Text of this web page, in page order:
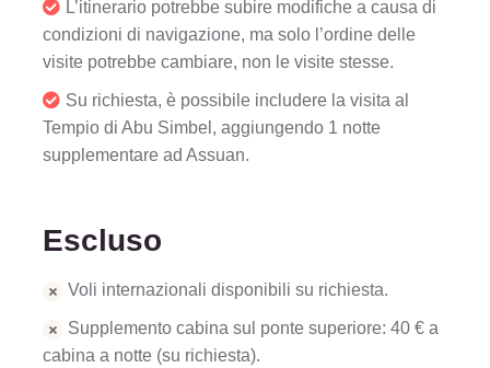
L’itinerario potrebbe subire modifiche a causa di
condizioni di navigazione, ma solo l’ordine delle
visite potrebbe cambiare, non le visite stesse.
Su richiesta, è possibile includere la visita al
Tempio di Abu Simbel, aggiungendo 1 notte
supplementare ad Assuan.
Escluso
Voli internazionali disponibili su richiesta.
Supplemento cabina sul ponte superiore: 40 € a
cabina a notte (su richiesta).